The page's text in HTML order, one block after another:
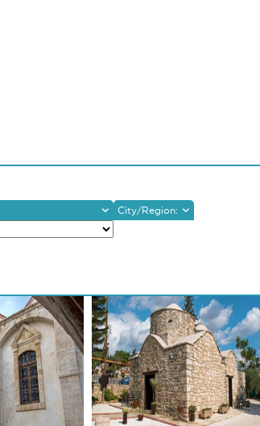
City/Region: